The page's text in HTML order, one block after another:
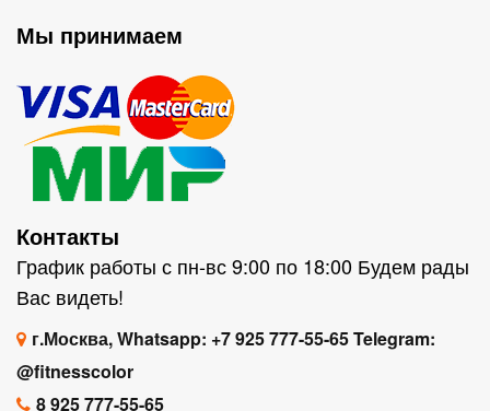
Мы принимаем
Контакты
График работы с пн-вс 9:00 по 18:00 Будем рады
Вас видеть!
г.Москва, Whatsapp: +7 925 777-55-65 Telegram:
@fitnesscolor
8 925 777-55-65